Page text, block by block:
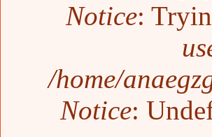
Notice:
/home/
Notice: